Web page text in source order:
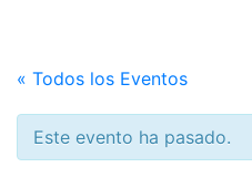
« Todos los Eventos
Este evento ha pasado.